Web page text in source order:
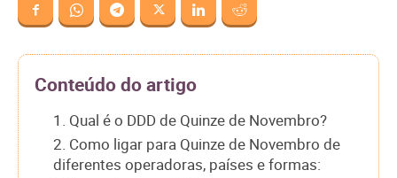
Conteúdo do artigo
1. Qual é o DDD de Quinze de Novembro?
2. Como ligar para Quinze de Novembro de
diferentes operadoras, países e formas: